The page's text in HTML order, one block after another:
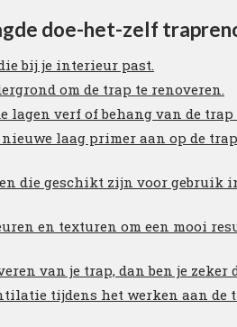
doe-het-zelf
bij je interieur past.
om de trap te renoveren.
lagen verf of behang van de
laag primer aan op de
die geschikt zijn voor gebruik
en texturen om een mooi
van je trap, dan ben je
tijdens het werken aan